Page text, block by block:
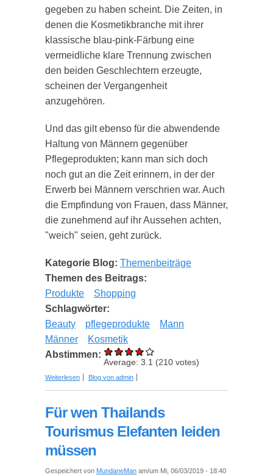
gegeben zu haben scheint. Die Zeiten, in
denen die Kosmetikbranche mit ihrer
klassische blau-pink-Färbung eine
vermeidliche klare Trennung zwischen
den beiden Geschlechtern erzeugte,
scheinen der Vergangenheit
anzugehören.
Und das gilt ebenso für die abwendende
Haltung von Männern gegenüber
Pflegeprodukten; kann man sich doch
noch gut an die Zeit erinnern, in der der
Erwerb bei Männern verschrien war. Auch
die Empfindung von Frauen, dass Männer,
die zunehmend auf ihr Aussehen achten,
"weich" seien, geht zurück.
Kategorie Blog: Themenbeiträge
Themen des Beitrags:
Produkte
Shopping
Schlagwörter:
Beauty
pflegeprodukte
Mann
Männer
Kosmetik
Abstimmen:
Average: 3.1 (210 votes)
Weiterlesen über Warum Männer immer mehr
Blog von admin
Für wen Thailands
Tourismus Elefanten leiden
müssen
Gespeichert von MundaneMan am/um Mi, 06/03/2019 - 18:40